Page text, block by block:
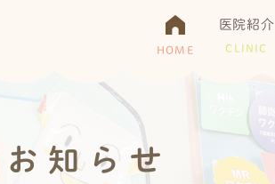
HOME
医院紹介
CLINIC
お知らせ